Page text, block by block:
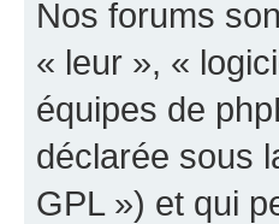
Nos forums
« leur », «
équipes de
déclarée sous
GPL ») et qui